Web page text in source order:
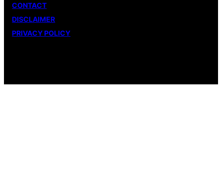
CONTACT
DISCLAIMER
PRIVACY POLICY